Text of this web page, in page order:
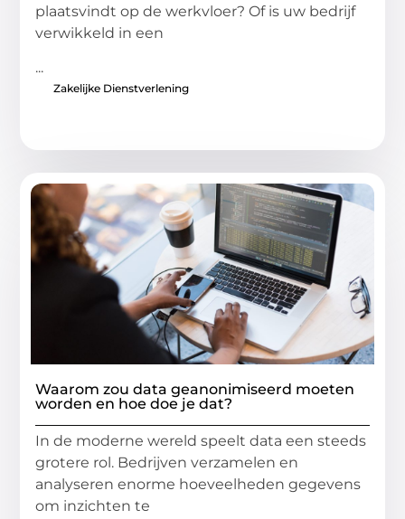
plaatsvindt op de werkvloer? Of is uw bedrijf
verwikkeld in een
...
Zakelijke Dienstverlening
Waarom zou data geanonimiseerd moeten
worden en hoe doe je dat?
In de moderne wereld speelt data een steeds
grotere rol. Bedrijven verzamelen en
analyseren enorme hoeveelheden gegevens
om inzichten te